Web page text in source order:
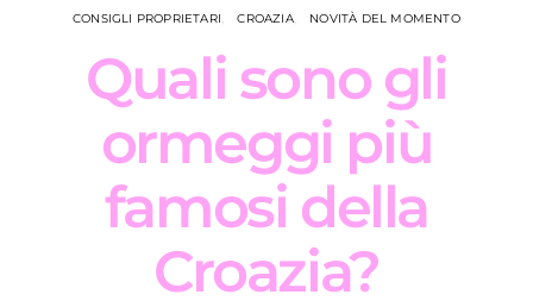
CONSIGLI PROPRIETARI CROAZIA NOVITÀ DEL MOMENTO
Quali sono gli
ormeggi più
famosi della
Croazia?